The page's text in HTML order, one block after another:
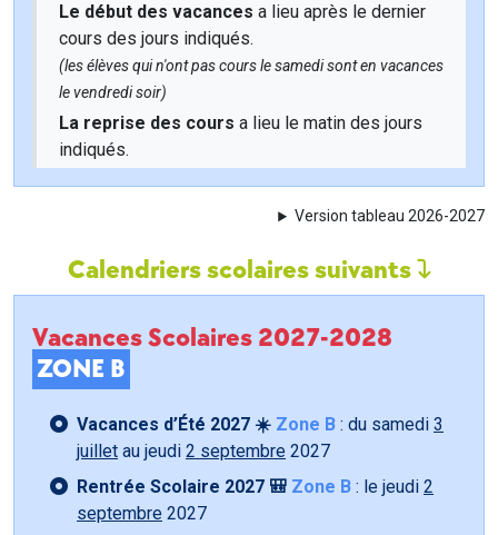
Le début des vacances a lieu après le dernier
cours des jours indiqués.
(les élèves qui n'ont pas cours le samedi sont en vacances
le vendredi soir)
La reprise des cours a lieu le matin des jours
indiqués.
Version tableau 2026-2027
Calendriers scolaires suivants
Vacances Scolaires 2027-2028
ZONE B
Vacances d’Été 2027 ☀️ Zone B : du samedi 3
juillet au jeudi 2 septembre 2027
Rentrée Scolaire 2027 🎒 Zone B : le jeudi 2
septembre 2027